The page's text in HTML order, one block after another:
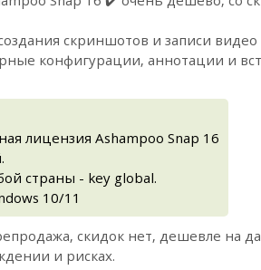
скриншотов и записи видео
конфигурации, аннотации и
лицензия Ashampoo Snap 16
страны - key global.
10/11
скидок нет, дешевле на
и рисках.